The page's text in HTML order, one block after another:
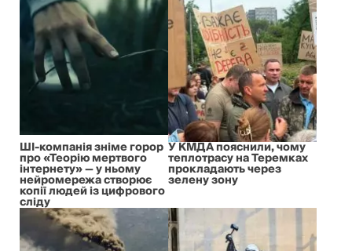
ШІ-компанія зніме горор
про «Теорію мертвого
інтернету» — у ньому
нейромережа створює
копії людей із цифрового
сліду
У КМДА пояснили, чому
теплотрасу на Теремках
прокладають через
зелену зону